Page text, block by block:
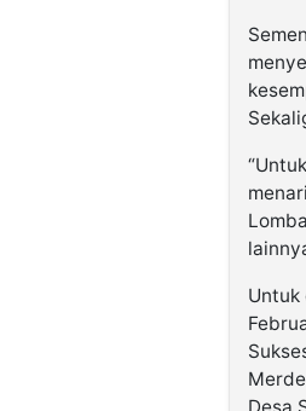
Untuk
Desa